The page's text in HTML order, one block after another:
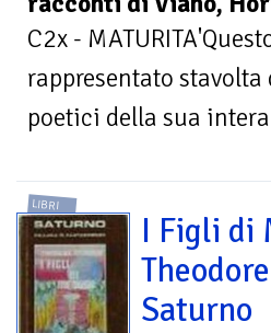
C2x -
rappresentato
poetici della sua
LIBRI
I Figli di
Saturno